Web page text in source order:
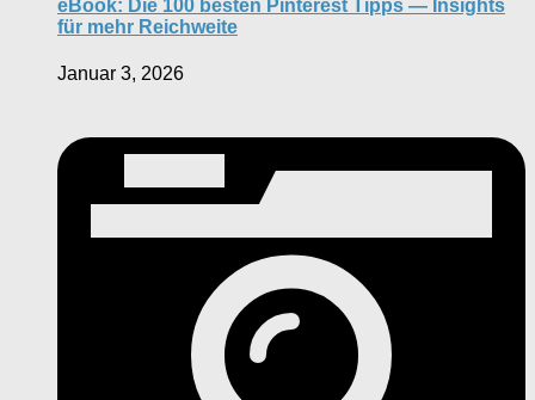
eBook: Die 100 besten Pinterest Tipps — Insights
für mehr Reichweite
Januar 3, 2026